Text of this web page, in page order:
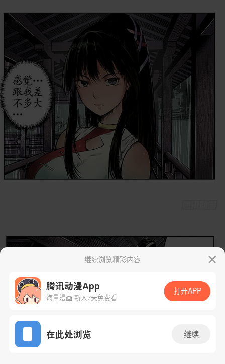
App免费看
继续浏览精彩内容
腾讯动漫App
海量漫画 新人7天免费看
打开APP
在此处浏览 继续